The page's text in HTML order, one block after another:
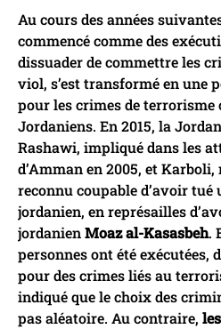
Au cours des années
commencé comme des
dissuader de commettre les
viol, s’est transformé en une
pour les crimes de terrorisme
Jordaniens. En 2015, la
Rashawi, impliqué dans les
d’Amman en 2005, et Karboli,
reconnu coupable d’avoir
jordanien, en représailles
jordanienMoaz al-Kasasbeh.
personnes ont été exécutées,
pour des crimes liés au
indiqué que le choix des
pas aléatoire. Au contraire,